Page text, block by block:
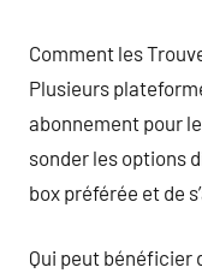
Comment les
Plusieurs
abonnement pour
sonder les options
box préférée et de
Qui peut bénéficier